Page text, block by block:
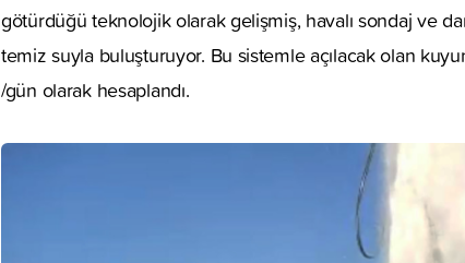
götürdüğü teknolojik olarak gelişmiş, havalı sondaj ve
temiz suyla buluşturuyor. Bu sistemle açılacak olan
/gün olarak hesaplandı.